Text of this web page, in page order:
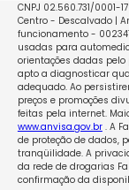
CNPJ 02.560.731/0001-
Centro - Descalvado |
funcionamento -
usadas para
orientações dadas
apto a diagnosticar
adequado. Ao
preços e promoções
feitas pela internet.
www.anvisa.gov.br. A
de proteção de dados,
tranqüilidade. A
da rede de drogarias
confirmação da